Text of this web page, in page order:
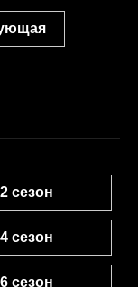
2 сезон
4 сезон
6 сезон